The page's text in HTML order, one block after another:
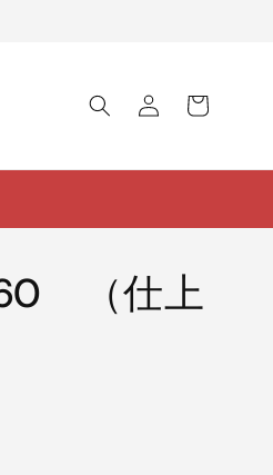
グ
イ
ー
（仕上